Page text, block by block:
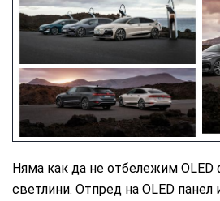
Няма как да не отбележим OLED
светлини. Отпред на OLED